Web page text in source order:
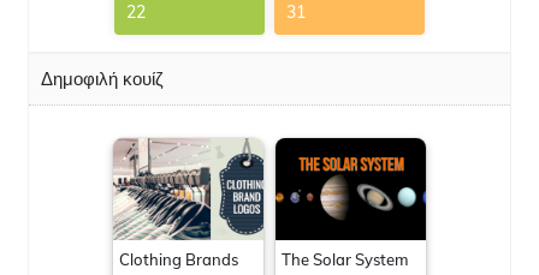
22 31
Δημοφιλή κουίζ
Clothing Brands
The Solar System